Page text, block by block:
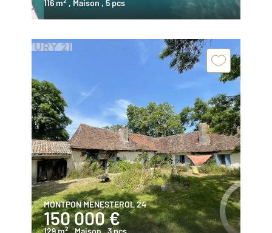
116 m , Maison , 5 pcs
MONTPON MENESTEROL 24
150 000 €
129 m2 , Maison, 3 pcs